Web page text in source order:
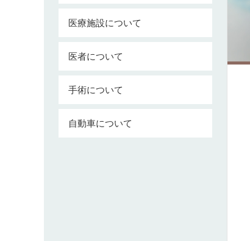
医療施設について
医者について
手術について
自動車について